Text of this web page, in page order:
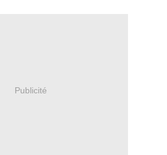
Publicité